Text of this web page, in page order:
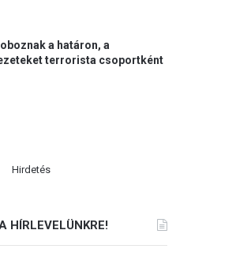
a határon, a
terrorista csoportként
Hirdetés
HÍRLEVELÜNKRE!